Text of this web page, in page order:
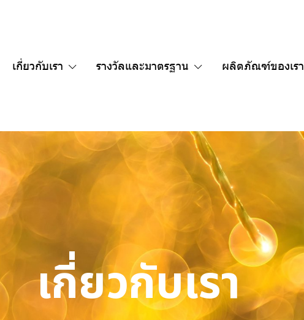
เกี่ยวกับเรา รางวัลและมาตรฐาน ผลิตภัณฑ์ของเรา
เกี่ยวกับเรา